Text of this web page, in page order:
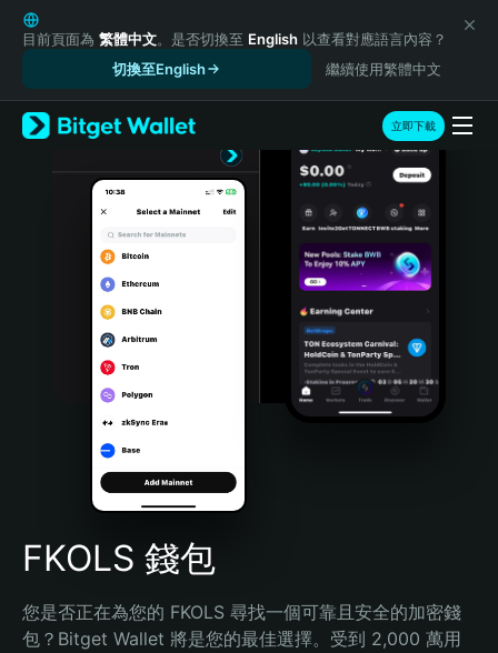
English
日本語
Русский
Español (Latinoamérica)
Türkçe
Português (Portugal)
Bahasa Indonesia
Português (Brasil)
Español (Argentina)
目前頁面為 繁體中文。是否切換至 English 以查看對應語言內容？
切換至English
繼續使用繁體中文
立即下載
FKOLS 錢包
您是否正在為您的 FKOLS 尋找一個可靠且安全的加密錢
包？Bitget Wallet 將是您的最佳選擇。受到 2,000 萬用